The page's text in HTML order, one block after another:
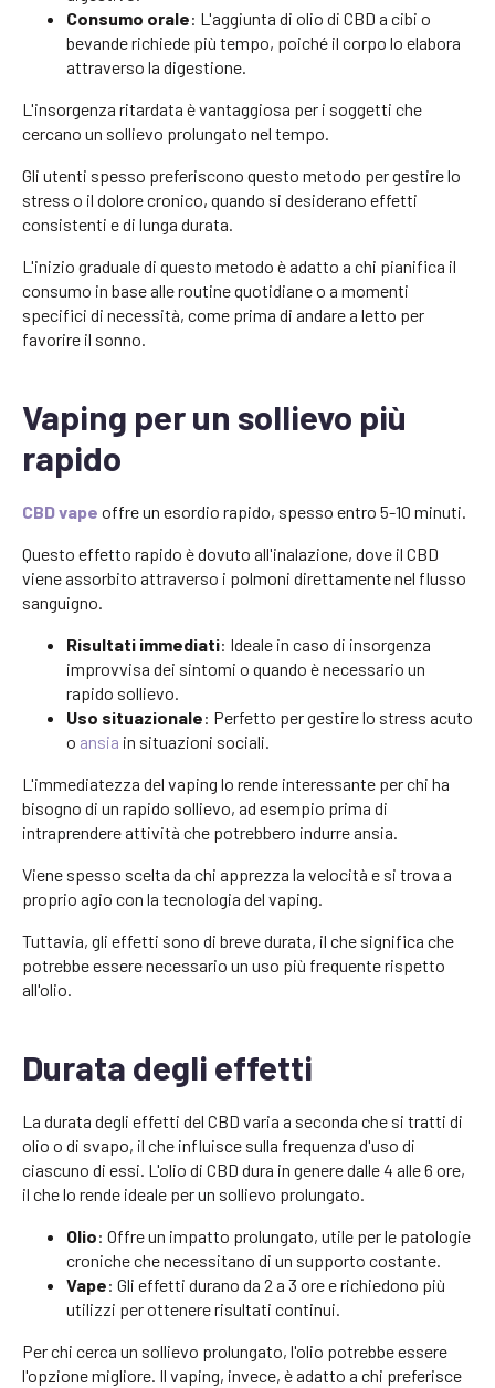
Consumo orale: L'aggiunta di olio di CBD a cibi o
bevande richiede più tempo, poiché il corpo lo elabora
attraverso la digestione.
L'insorgenza ritardata è vantaggiosa per i soggetti che
cercano un sollievo prolungato nel tempo.
Gli utenti spesso preferiscono questo metodo per gestire lo
stress o il dolore cronico, quando si desiderano effetti
consistenti e di lunga durata.
L'inizio graduale di questo metodo è adatto a chi pianifica il
consumo in base alle routine quotidiane o a momenti
specifici di necessità, come prima di andare a letto per
favorire il sonno.
Vaping per un sollievo più
rapido
CBD vape offre un esordio rapido, spesso entro 5-10 minuti.
Questo effetto rapido è dovuto all'inalazione, dove il CBD
viene assorbito attraverso i polmoni direttamente nel flusso
sanguigno.
Risultati immediati: Ideale in caso di insorgenza
improvvisa dei sintomi o quando è necessario un
rapido sollievo.
Uso situazionale: Perfetto per gestire lo stress acuto
o ansia in situazioni sociali.
L'immediatezza del vaping lo rende interessante per chi ha
bisogno di un rapido sollievo, ad esempio prima di
intraprendere attività che potrebbero indurre ansia.
Viene spesso scelta da chi apprezza la velocità e si trova a
proprio agio con la tecnologia del vaping.
Tuttavia, gli effetti sono di breve durata, il che significa che
potrebbe essere necessario un uso più frequente rispetto
all'olio.
Durata degli effetti
La durata degli effetti del CBD varia a seconda che si tratti di
olio o di svapo, il che influisce sulla frequenza d'uso di
ciascuno di essi. L'olio di CBD dura in genere dalle 4 alle 6 ore,
il che lo rende ideale per un sollievo prolungato.
Olio: Offre un impatto prolungato, utile per le patologie
croniche che necessitano di un supporto costante.
Vape: Gli effetti durano da 2 a 3 ore e richiedono più
utilizzi per ottenere risultati continui.
Per chi cerca un sollievo prolungato, l'olio potrebbe essere
l'opzione migliore. Il vaping, invece, è adatto a chi preferisce